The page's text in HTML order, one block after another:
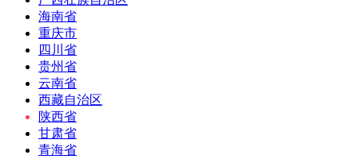
海南省
重庆市
四川省
贵州省
云南省
西藏自治区
陕西省
甘肃省
青海省